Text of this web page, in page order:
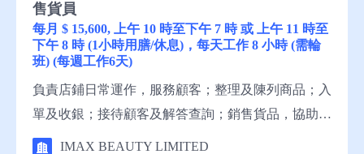
售貨員
每月 $ 15,600, 上午 10 時至下午 7 時 或 上午 11 時至
下午 8 時 (1小時用膳/休息)，每天工作 8 小時 (需輪
班) (每週工作6天)
負責店鋪日常運作，服務顧客；整理及陳列商品；入
單及收銀；接待顧客及解答查詢；銷售貨品，協助店
鋪營運；產品使用示範；存貨盤點。 資歷：小六程
IMAX BEAUTY LIMITED